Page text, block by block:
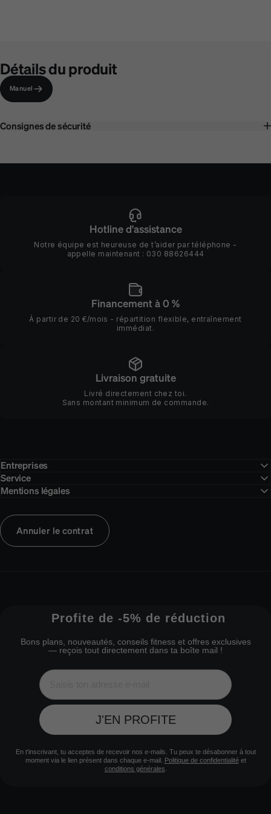
Détails du produit
Manuel
Consignes de sécurité
Hotline d'assistance
Notre équipe est heureuse de t’aider par téléphone -
appelle maintenant : 030 88626444
Financement à 0 %
À partir de 20 €/mois - répartition flexible, entraînement
immédiat.
Livraison gratuite
Livré directement chez toi.
Sans montant minimum de commande.
Entreprises
Service
Mentions légales
Annuler le contrat
Profite de -5% de réduction
Bons plans, nouveautés, conseils fitness et offres exclusives
— reçois tout directement dans ta boîte mail !
J'EN PROFITE
En t'inscrivant, tu acceptes de recevoir nos e-mails. Tu peux te désabonner à tout
moment via le lien présent dans chaque e-mail. Politique de confidentialitéet
conditions générales